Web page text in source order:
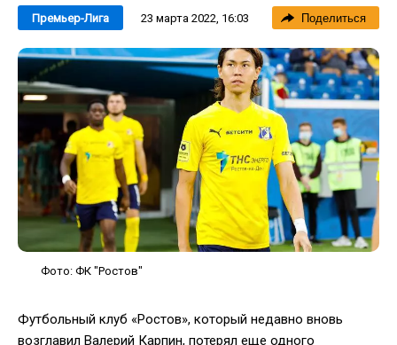
Премьер-Лига 23 марта 2022, 16:03 Поделиться
Фото: ФК "Ростов"
Футбольный клуб «Ростов», который недавно вновь
возглавил Валерий Карпин, потерял еще одного